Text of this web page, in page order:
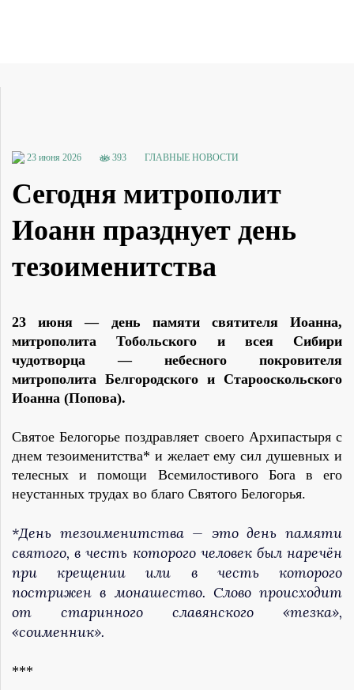
23 июня 2026 393 ГЛАВНЫЕ НОВОСТИ
Сегодня митрополит
Иоанн празднует день
тезоименитства
23 июня — день памяти святителя Иоанна,
митрополита Тобольского и всея Сибири
чудотворца — небесного покровителя
митрополита Белгородского и Старооскольского
Иоанна (Попова).
Святое Белогорье поздравляет своего Архипастыря с
днем тезоименитства* и желает ему сил душевных и
телесных и помощи Всемилостивого Бога в его
неустанных трудах во благо Святого Белогорья.
*День тезоименитства — это день памяти
святого, в честь которого человек был наречён
при крещении или в честь которого
пострижен в монашество. Слово происходит
от старинного славянского «тезка»,
«соименник».
***